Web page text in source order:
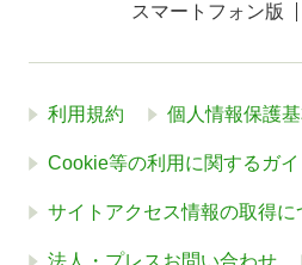
スマートフォン版
利用規約 個人情報保護
Cookie等の利用に関するガ
サイトアクセス情報の取得に
法人・プレスお問い合わせ